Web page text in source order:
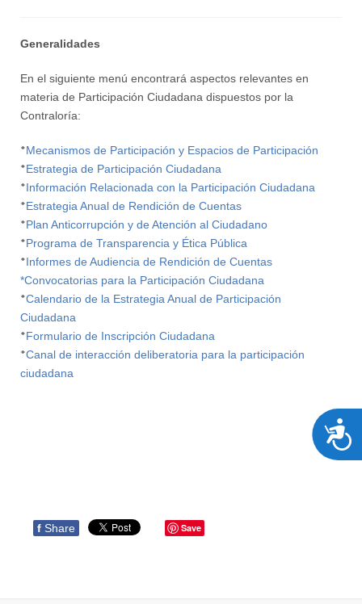
Generalidades
En el siguiente menú encontrará aspectos relevantes en
materia de Participación Ciudadana dispuestos por la
Contraloría:
*Mecanismos de Participación y Espacios de Participación
*Estrategia de Participación Ciudadana
*Información Relacionada con la Participación Ciudadana
*Estrategia Anual de Rendición de Cuentas
*Plan Anticorrupción y de Atención al Ciudadano
*Programa de Transparencia y Ética Pública
*Informes de Audiencia de Rendición de Cuentas
*Convocatorias para la Participación Ciudadana
*Calendario de la Estrategia Anual de Participación
Ciudadana
*Formulario de Inscripción Ciudadana
*Canal de interacción deliberatoria para la participación
ciudadana
f Share Save